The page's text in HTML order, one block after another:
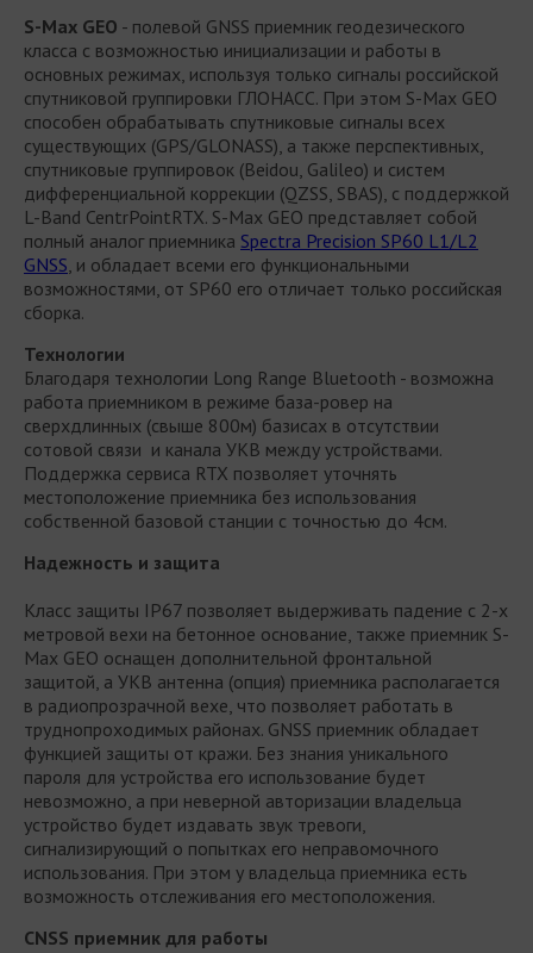
S-Max GEO - полевой GNSS приемник геодезического
класса с возможностью инициализации и работы в
основных режимах, используя только сигналы российской
спутниковой группировки ГЛОНАСС. При этом S-Max GEO
способен обрабатывать спутниковые сигналы всех
существующих (GPS/GLONASS), а также перспективных,
спутниковые группировок (Beidou, Galileo) и систем
дифференциальной коррекции (QZSS, SBAS), с поддержкой
L-Band CentrPointRTX. S-Max GEO представляет собой
полный аналог приемника Spectra Precision SP60 L1/L2
GNSS , и обладает всеми его функциональными
возможностями, от SP60 его отличает только российская
сборка.
Технологии
Благодаря технологии Long Range Bluetooth - возможна
работа приемником в режиме база-ровер на
сверхдлинных (свыше 800м) базисах в отсутствии
сотовой связи и канала УКВ между устройствами.
Поддержка сервиса RTX позволяет уточнять
местоположение приемника без использования
собственной базовой станции с точностью до 4см.
Надежность и защита
Класс защиты IP67 позволяет выдерживать падение с 2-х
метровой вехи на бетонное основание, также приемник S-
Max GEO оснащен дополнительной фронтальной
защитой, а УКВ антенна (опция) приемника располагается
в радиопрозрачной вехе, что позволяет работать в
труднопроходимых районах. GNSS приемник обладает
функцией защиты от кражи. Без знания уникального
пароля для устройства его использование будет
невозможно, а при неверной авторизации владельца
устройство будет издавать звук тревоги,
сигнализирующий о попытках его неправомочного
использования. При этом у владельца приемника есть
возможность отслеживания его местоположения.
CNSS приемник для работы